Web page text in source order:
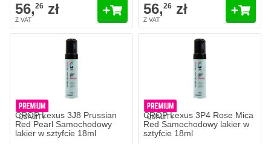
56,26 zł 56,26 zł
CROP Lexus 3J8 Prussian
Red Pearl Samochodowy
lakier w sztyfcie 18ml
CROP Lexus 3P4 Rose Mica
Red Samochodowy lakier w
sztyfcie 18ml